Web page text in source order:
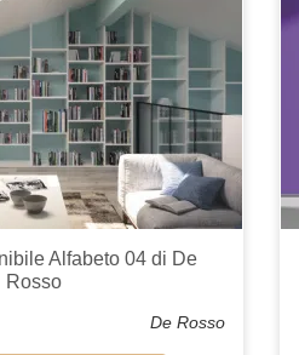
Alfabeto 04 di De
Rosso
De Rosso